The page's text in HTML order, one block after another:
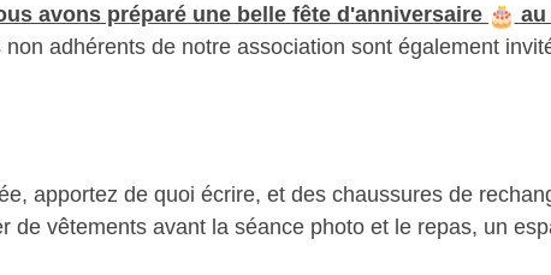
avons préparé une belle fête d'anniversaire
au
non adhérents de notre association sont également
apportez de quoi écrire, et des chaussures de
de vêtements avant la séance photo et le repas, un